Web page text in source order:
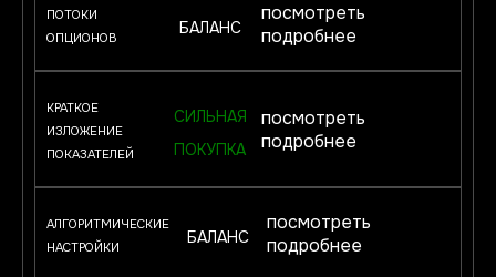
ПОТОКИ
ОПЦИОНОВ
БАЛАНС
посмотреть
подробнее
КРАТКОЕ
ИЗЛОЖЕНИЕ
ПОКАЗАТЕЛЕЙ
СИЛЬНАЯ
ПОКУПКА
посмотреть
подробнее
АЛГОРИТМИЧЕСКИЕ
НАСТРОЙКИ
БАЛАНС
посмотреть
подробнее